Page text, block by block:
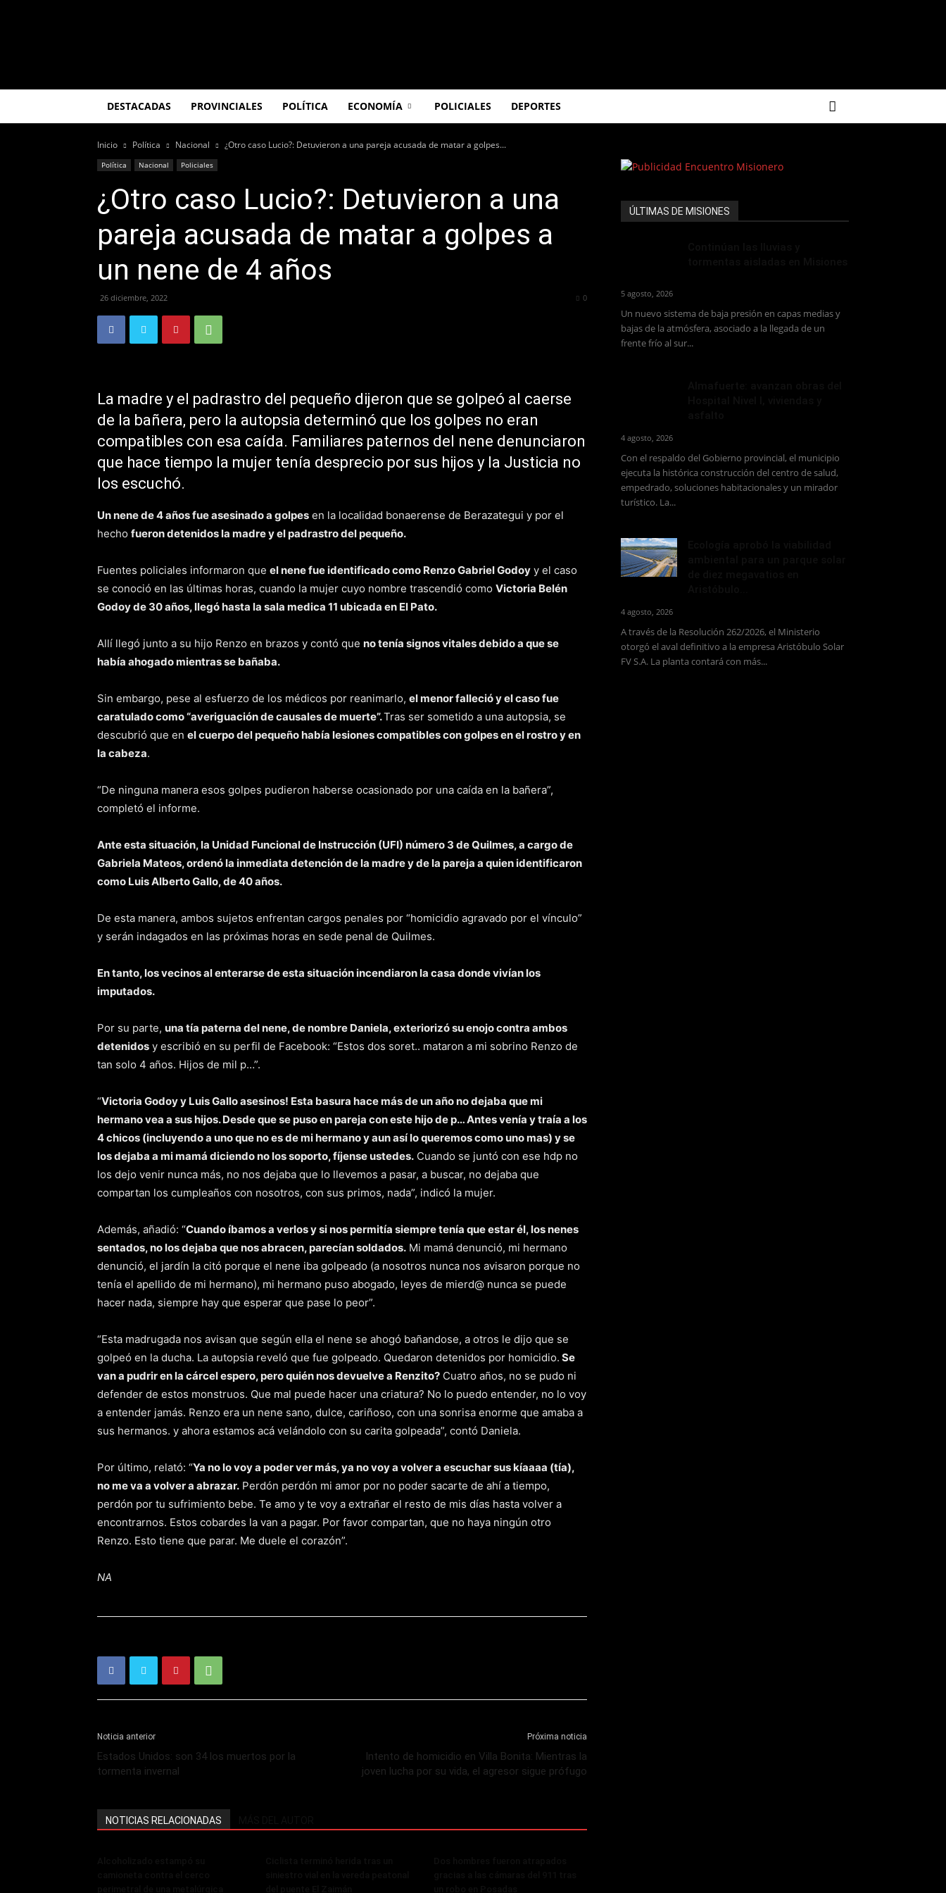
DESTACADAS PROVINCIALES POLÍTICA ECONOMÍA POLICIALES DEPORTES
Inicio Política Nacional ¿Otro caso Lucio?: Detuvieron a una pareja acusada de matar a golpes...
Política Nacional Policiales
¿Otro caso Lucio?: Detuvieron a una
pareja acusada de matar a golpes a
un nene de 4 años
26 diciembre, 2022 0
La madre y el padrastro del pequeño dijeron que se golpeó al caerse
de la bañera, pero la autopsia determinó que los golpes no eran
compatibles con esa caída. Familiares paternos del nene denunciaron
que hace tiempo la mujer tenía desprecio por sus hijos y la Justicia no
los escuchó.
Un nene de 4 años fue asesinado a golpes en la localidad bonaerense de Berazategui y por el
hecho fueron detenidos la madre y el padrastro del pequeño.
Fuentes policiales informaron que el nene fue identificado como Renzo Gabriel Godoy y el caso
se conoció en las últimas horas, cuando la mujer cuyo nombre trascendió como Victoria Belén
Godoy de 30 años, llegó hasta la sala medica 11 ubicada en El Pato.
Allí llegó junto a su hijo Renzo en brazos y contó que no tenía signos vitales debido a que se
había ahogado mientras se bañaba.
Sin embargo, pese al esfuerzo de los médicos por reanimarlo, el menor falleció y el caso fue
caratulado como “averiguación de causales de muerte”.Tras ser sometido a una autopsia, se
descubrió que en el cuerpo del pequeño había lesiones compatibles con golpes en el rostro y en
la cabeza.
“De ninguna manera esos golpes pudieron haberse ocasionado por una caída en la bañera”,
completó el informe.
Ante esta situación, la Unidad Funcional de Instrucción (UFI) número 3 de Quilmes, a cargo de
Gabriela Mateos, ordenó la inmediata detención de la madre y de la pareja a quien identificaron
como Luis Alberto Gallo, de 40 años.
De esta manera, ambos sujetos enfrentan cargos penales por “homicidio agravado por el vínculo”
y serán indagados en las próximas horas en sede penal de Quilmes.
En tanto, los vecinos al enterarse de esta situación incendiaron la casa donde vivían los
imputados.
Por su parte, una tía paterna del nene, de nombre Daniela, exteriorizó su enojo contra ambos
detenidos y escribió en su perfil de Facebook: “Estos dos soret.. mataron a mi sobrino Renzo de
tan solo 4 años. Hijos de mil p…”.
“Victoria Godoy y Luis Gallo asesinos! Esta basura hace más de un año no dejaba que mi
hermano vea a sus hijos. Desde que se puso en pareja con este hijo de p… Antes venía y traía a los
4 chicos (incluyendo a uno que no es de mi hermano y aun así lo queremos como uno mas) y se
los dejaba a mi mamá diciendo no los soporto, fíjense ustedes. Cuando se juntó con ese hdp no
los dejo venir nunca más, no nos dejaba que lo llevemos a pasar, a buscar, no dejaba que
compartan los cumpleaños con nosotros, con sus primos, nada”, indicó la mujer.
Además, añadió: “Cuando íbamos a verlos y si nos permitía siempre tenía que estar él, los nenes
sentados, no los dejaba que nos abracen, parecían soldados. Mi mamá denunció, mi hermano
denunció, el jardín la citó porque el nene iba golpeado (a nosotros nunca nos avisaron porque no
tenía el apellido de mi hermano), mi hermano puso abogado, leyes de mierd@ nunca se puede
hacer nada, siempre hay que esperar que pase lo peor”.
“Esta madrugada nos avisan que según ella el nene se ahogó bañandose, a otros le dijo que se
golpeó en la ducha. La autopsia reveló que fue golpeado. Quedaron detenidos por homicidio. Se
van a pudrir en la cárcel espero, pero quién nos devuelve a Renzito? Cuatro años, no se pudo ni
defender de estos monstruos. Que mal puede hacer una criatura? No lo puedo entender, no lo voy
a entender jamás. Renzo era un nene sano, dulce, cariñoso, con una sonrisa enorme que amaba a
sus hermanos. y ahora estamos acá velándolo con su carita golpeada”, contó Daniela.
Por último, relató: “Ya no lo voy a poder ver más, ya no voy a volver a escuchar sus kíaaaa (tía),
no me va a volver a abrazar. Perdón perdón mi amor por no poder sacarte de ahí a tiempo,
perdón por tu sufrimiento bebe. Te amo y te voy a extrañar el resto de mis días hasta volver a
encontrarnos. Estos cobardes la van a pagar. Por favor compartan, que no haya ningún otro
Renzo. Esto tiene que parar. Me duele el corazón”.
NA
Noticia anterior
Estados Unidos: son 34 los muertos por la
tormenta invernal
Próxima noticia
Intento de homicidio en Villa Bonita: Mientras la
joven lucha por su vida, el agresor sigue prófugo
NOTICIAS RELACIONADAS
ÚLTIMAS DE MISIONES
5 agosto, 2026
Un nuevo sistema de baja presión en capas medias y
bajas de la atmósfera, asociado a la llegada de un
frente frío al sur...
4 agosto, 2026
Con el respaldo del Gobierno provincial, el municipio
ejecuta la histórica construcción del centro de salud,
empedrado, soluciones habitacionales y un mirador
turístico. La...
4 agosto, 2026
A través de la Resolución 262/2026, el Ministerio
otorgó el aval definitivo a la empresa Aristóbulo Solar
FV S.A. La planta contará con más...